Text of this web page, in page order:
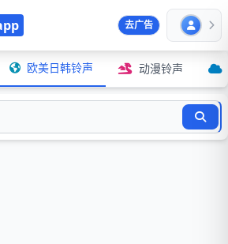
去广告
欧美日韩铃声 动漫铃声